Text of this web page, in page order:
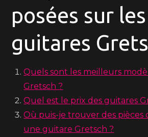
posées sur les
guitares
Quels sont les meilleurs
Gretsch ?
Quel est le prix des guitares
Où puis-je trouver des pièces
une guitare Gretsch ?